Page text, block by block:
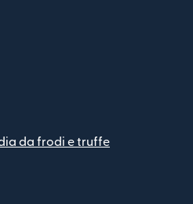
da frodi e truffe